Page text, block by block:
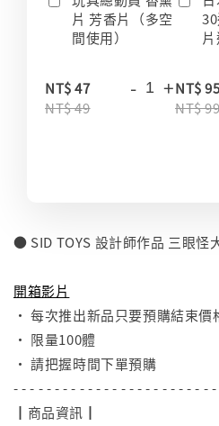
片 芳香片（多空
間使用）
NT$ 47
NT$ 49
- +NT$ 95
NT$
● SID TOYS 設計師作品 三眼怪
開箱影片
• 每次推出新品只要預購結束價
• 限量100體
• 請把握時間下單預購
- - - - - - - - - - - - - - - - - - - - - - - - -
┃商品資訊┃